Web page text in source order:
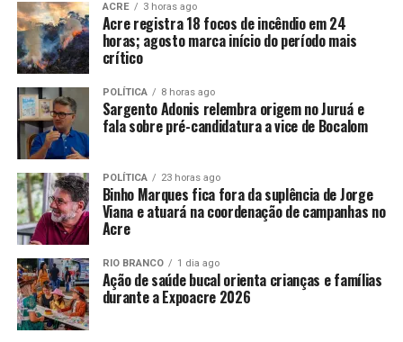
ACRE 3 horas ago
Acre registra 18 focos de incêndio em 24
horas; agosto marca início do período mais
crítico
POLÍTICA 8 horas ago
Sargento Adonis relembra origem no Juruá e
fala sobre pré-candidatura a vice de Bocalom
POLÍTICA 23 horas ago
Binho Marques fica fora da suplência de Jorge
Viana e atuará na coordenação de campanhas no
Acre
RIO BRANCO 1 dia ago
Ação de saúde bucal orienta crianças e famílias
durante a Expoacre 2026